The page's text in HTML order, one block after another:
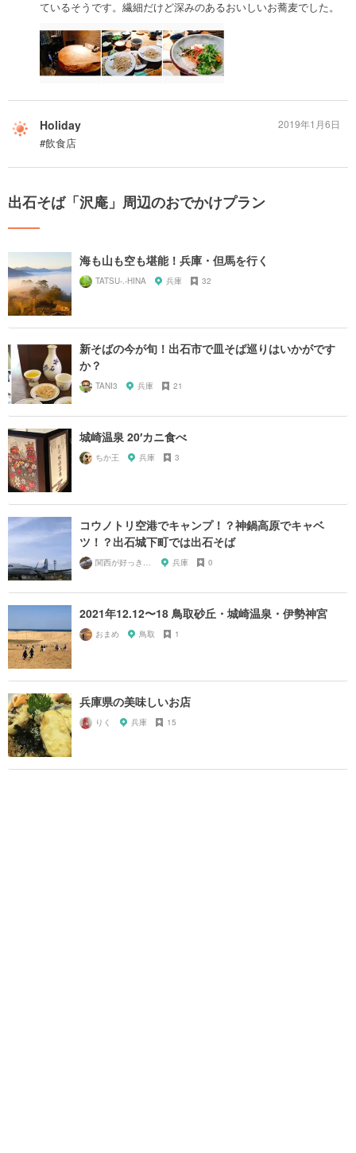
ているそうです。繊細だけど深みのあるおいしいお蕎麦でした。
Holiday
#飲食店
2019年1月6日
出石そば「沢庵」周辺のおでかけプラン
海も山も空も堪能！兵庫・但馬を行く
TATSU-.-HINA 兵庫 32
新そばの今が旬！出石市で皿そば巡りはいかがです
か？
TANI3 兵庫 21
城崎温泉 20′カニ食べ
ちか王 兵庫 3
コウノトリ空港でキャンプ！？神鍋高原でキャベ
ツ！？出石城下町では出石そば
関西が好っきゃねん 兵庫 0
2021年12.12〜18 鳥取砂丘・城崎温泉・伊勢神宮
おまめ 鳥取 1
兵庫県の美味しいお店
りく 兵庫 15